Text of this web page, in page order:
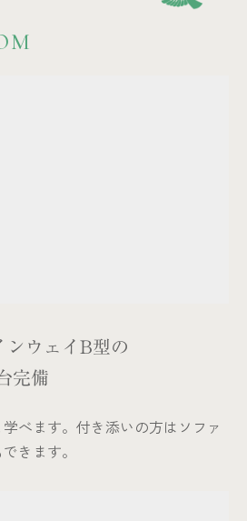
ウェイB型の
完備
べます。付き添いの方はソファ
きます。